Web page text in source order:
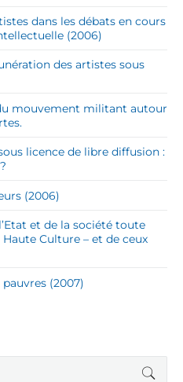
dans les débats en cours
(2006)
des artistes sous
mouvement militant autour
licence de libre diffusion :
(2006)
et de la société toute
Culture – et de ceux
(2007)